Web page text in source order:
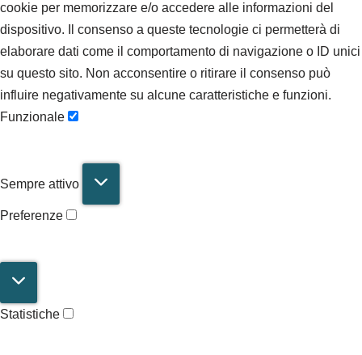
cookie per memorizzare e/o accedere alle informazioni del
dispositivo. Il consenso a queste tecnologie ci permetterà di
elaborare dati come il comportamento di navigazione o ID unici
su questo sito. Non acconsentire o ritirare il consenso può
influire negativamente su alcune caratteristiche e funzioni.
Funzionale
Sempre attivo
Preferenze
Statistiche